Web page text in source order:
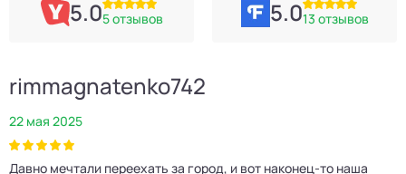
5.05 отзывов 5.013 отзывов
rimmagnatenko742
22 мая 2025
Давно мечтали переехать за город, и вот наконец‑то наша